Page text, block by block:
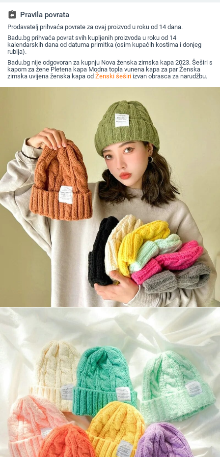
assignment_return Pravila povrata
Prodavatelj prihvaća povrate za ovaj proizvod u roku od 14 dana.
Badu.bg prihvaća povrat svih kupljenih proizvoda u roku od 14
kalendarskih dana od datuma primitka (osim kupaćih kostima i donjeg
rublja).
Badu.bg nije odgovoran za kupnju Nova ženska zimska kapa 2023. Šeširi s
kapom za žene Pletena kapa Modna topla vunena kapa za par Ženska
zimska uvijena ženska kapa od Ženski šeširi izvan obrasca za narudžbu.